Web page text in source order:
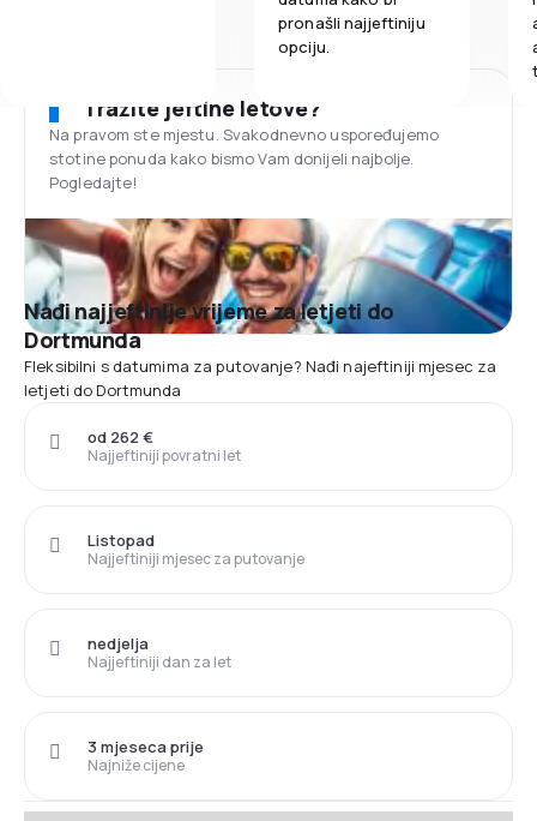
pronašli najjeftiniju
opciju.
Tražite jeftine letove?
Na pravom ste mjestu. Svakodnevno uspoređujemo
stotine ponuda kako bismo Vam donijeli najbolje.
Pogledajte!
Nađi najjeftinije vrijeme za letjeti do
Dortmunda
Fleksibilni s datumima za putovanje? Nađi najeftiniji mjesec za
letjeti do Dortmunda
Najjeftiniji povratni let
od 262 €
Najjeftiniji mjesec za putovanje
Listopad
Najjeftiniji dan za let
nedjelja
Najniže cijene
3 mjeseca prije